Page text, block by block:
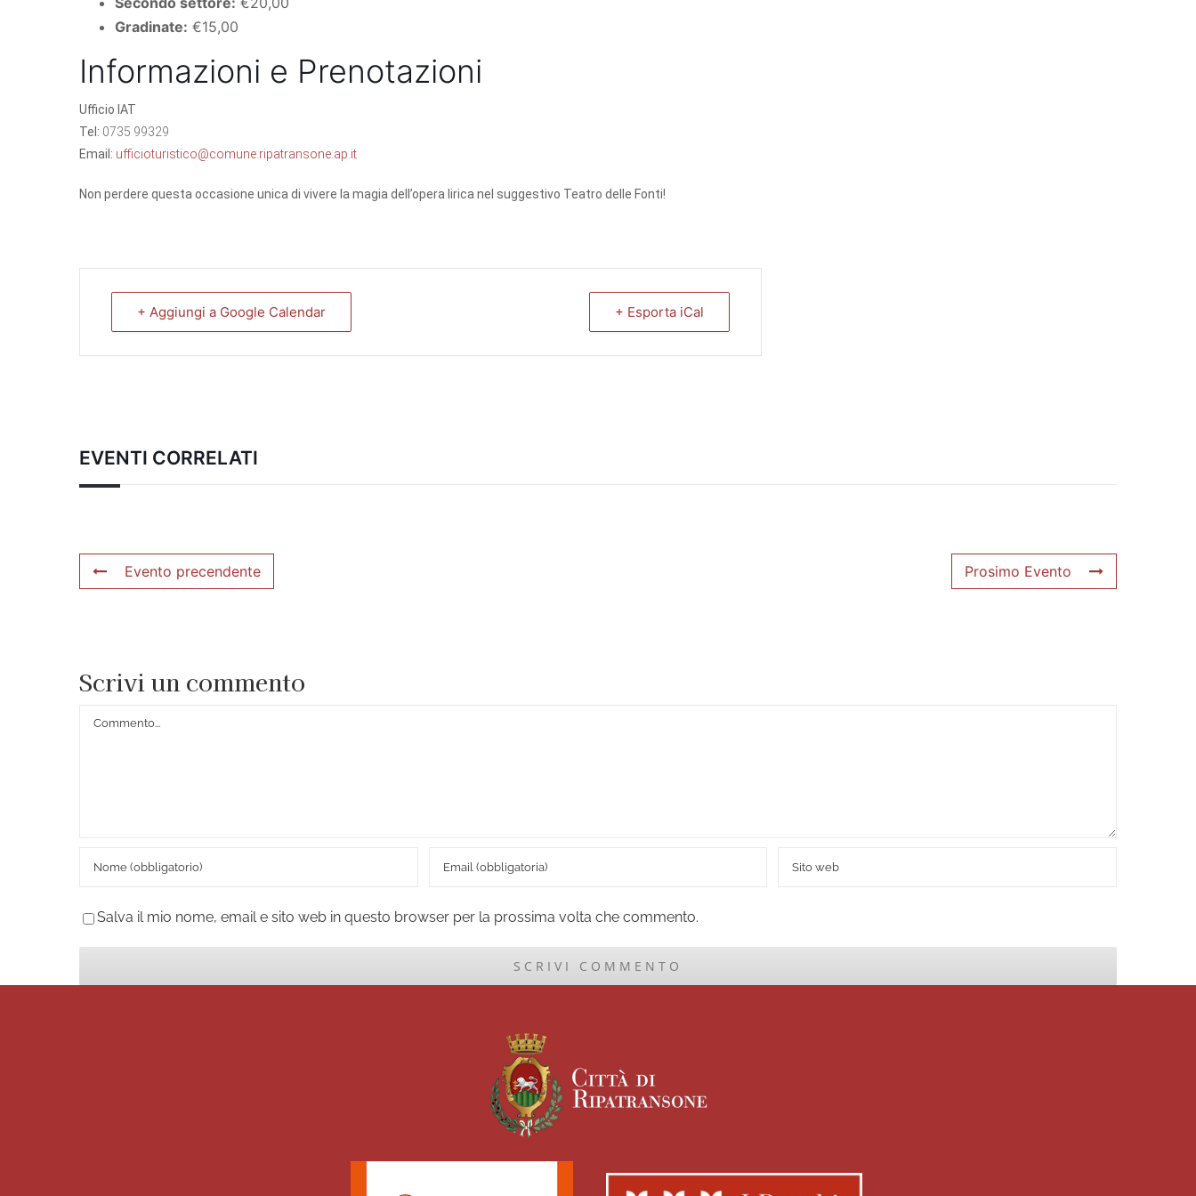
Gradinate: €15,00
Informazioni e Prenotazioni
Ufficio IAT
Tel: 0735 99329
Email: ufficioturistico@comune.ripatransone.ap.it
Non perdere questa occasione unica di vivere la magia dell’opera lirica nel suggestivo Teatro delle Fonti!
+ Aggiungi a Google Calendar + Esporta iCal
EVENTI CORRELATI
Evento precendente Prosimo Evento
Scrivi un commento
Commento
Salva il mio nome, email e sito web in questo browser per la prossima volta che commento.